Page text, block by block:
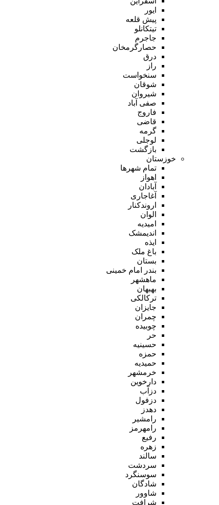
ایور
پیش قلعه
تیتکانلو
جاجرم
حصارگرمخان
درق
راز
سنخواست
شوقان
شیروان
صفی آباد
فاروج
قاضی
گرمه
لوجلی
بازگشت
خوزستان
تمام شهر‌ها
اهواز
آبادان
آغاجاری
اروندکنار
الوان
امیدیه
اندیمشک
ایذه
باغ ملک
بستان
بندر امام خمینی
ماهشهر
بهبهان
ترکالکی
جایزان
چمران
چوبیده
حر
حسینیه
حمزه
حمیدیه
خرمشهر
دارخوین
دزآب
دزفول
دهدز
رامشیر
رامهرمز
رفیع
زهره
سالند
سردشت
سوسنگرد
شادگان
شاوور
شرافت